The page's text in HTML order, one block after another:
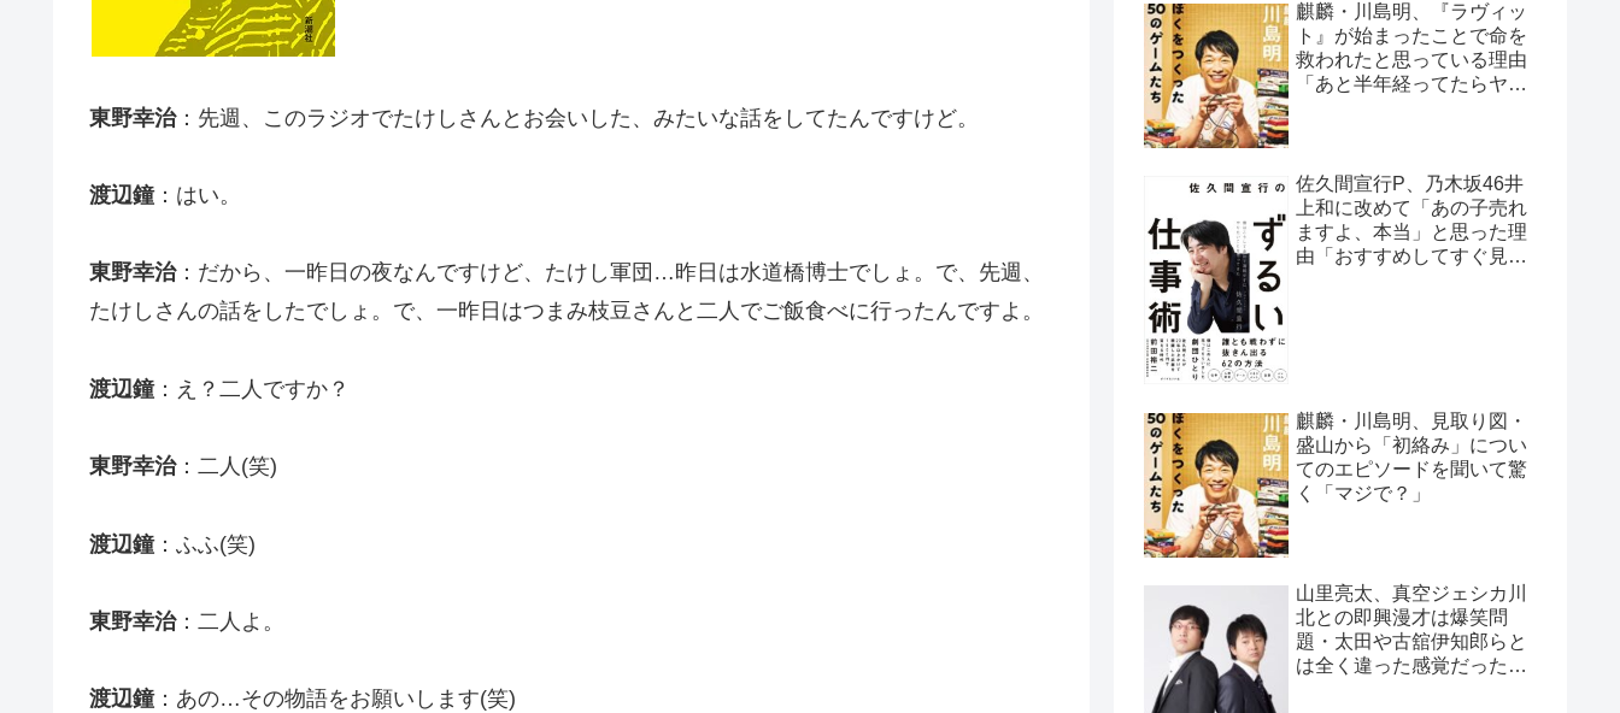
東野幸治：先週、このラジオでたけしさんとお会いした、みたいな話をしてたんですけど。
渡辺鐘：はい。
東野幸治：だから、一昨日の夜なんですけど、たけし軍団…昨日は水道橋博士でしょ。で、先週、
たけしさんの話をしたでしょ。で、一昨日はつまみ枝豆さんと二人でご飯食べに行ったんですよ。
渡辺鐘：え？二人ですか？
東野幸治：二人(笑)
渡辺鐘：ふふ(笑)
東野幸治：二人よ。
渡辺鐘：あの…その物語をお願いします(笑)
麒麟・川島明、『ラヴィッ
ト』が始まったことで命を
救われたと思っている理由
「あと半年経ってたらヤバ
佐久間宣行P、乃木坂46井
上和に改めて「あの子売れ
ますよ、本当」と思った理
由「おすすめしてすぐ見て
麒麟・川島明、見取り図・
盛山から「初絡み」につい
てのエピソードを聞いて驚
く「マジで？」
山里亮太、真空ジェシカ川
北との即興漫才は爆笑問
題・太田や古舘伊知郎らと
は全く違った感覚だったと